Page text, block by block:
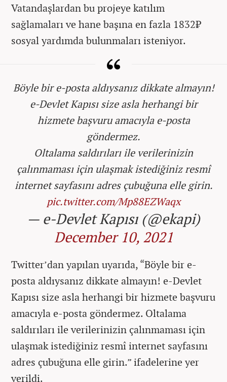
Vatandaşlardan bu projeye katılım
sağlamaları ve hane başına en fazla 1832₺
sosyal yardımda bulunmaları isteniyor.
Böyle bir e-posta aldıysanız dikkate almayın!
e-Devlet Kapısı size asla herhangi bir
hizmete başvuru amacıyla e-posta
göndermez.
Oltalama saldırıları ile verilerinizin
çalınmaması için ulaşmak istediğiniz resmî
internet sayfasını adres çubuğuna elle girin.
pic.twitter.com/Mp88EZWaqx
— e-Devlet Kapısı (@ekapi)
December 10, 2021
Twitter’dan yapılan uyarıda, “Böyle bir e-
posta aldıysanız dikkate almayın! e-Devlet
Kapısı size asla herhangi bir hizmete başvuru
amacıyla e-posta göndermez. Oltalama
saldırıları ile verilerinizin çalınmaması için
ulaşmak istediğiniz resmî internet sayfasını
adres çubuğuna elle girin.” ifadelerine yer
verildi.